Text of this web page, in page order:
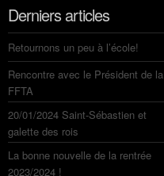
Derniers articles
Retournons un peu à l’école!
Rencontre avec le Président de la
FFTA
20/01/2024 Saint-Sébastien et
galette des rois
La bonne nouvelle de la rentrée
2023/2024 !